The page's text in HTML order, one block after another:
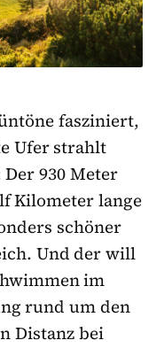
fasziniert,
Ufer strahlt
Der 930 Meter
Kilometer lange
schöner
Und der will
im
rund um den
Distanz bei